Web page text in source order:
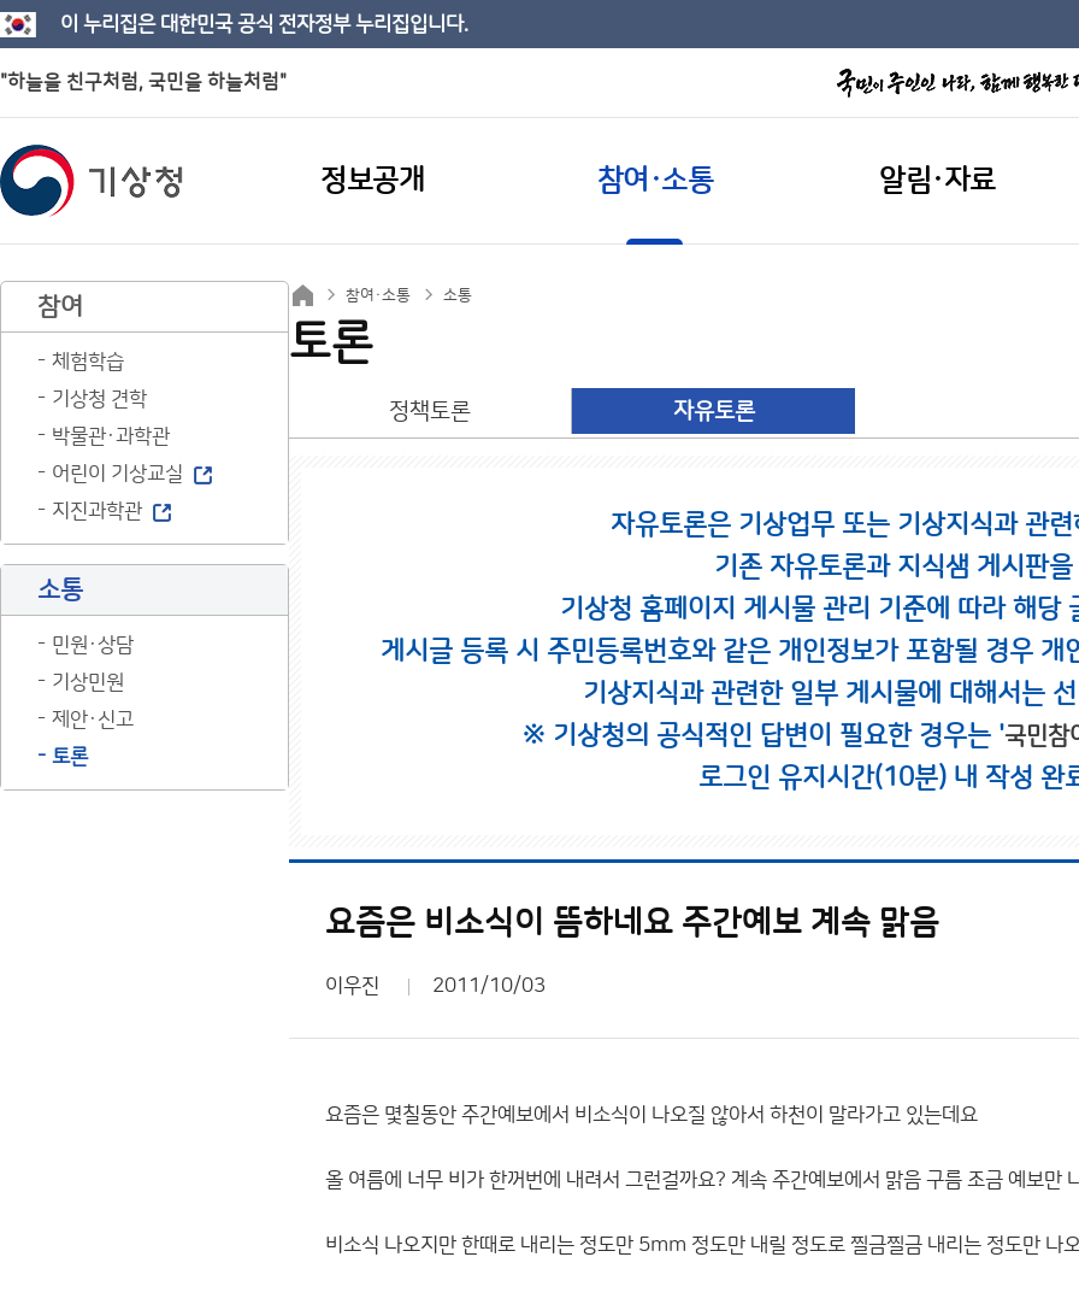
이 누리집은 대한민국 공식 전자정부 누리집입니다.
"하늘을 친구처럼, 국민을 하늘처럼"
정보공개 참여·소통 알림·자료
참여
체험학습
기상청 견학
박물관·과학관
어린이 기상교실
지진과학관
소통
민원·상담
기상민원
제안·신고
토론
참여·소통 소통
토론
정책토론 자유토론
자유토론은 기상업무 또는 기상지식과 관
기존 자유토론과 지식샘 게시판
기상청 홈페이지 게시물 관리 기준에 따라 해당
게시글 등록 시 주민등록번호와 같은 개인정보가 포함될 경우
기상지식과 관련한 일부 게시물에 대해서는
※ 기상청의 공식적인 답변이 필요한 경우는 '국민참
로그인 유지시간(10분) 내 작성 완
요즘은 비소식이 뜸하네요 주간예보 계속 맑음
이우진 2011/10/03
요즘은 몇칠동안 주간예보에서 비소식이 나오질 않아서 하천이 말라가고 있는데요
올 여름에 너무 비가 한꺼번에 내려서 그런걸까요? 계속 주간예보에서 맑음 구름 조금 예보만
비소식 나오지만 한때로 내리는 정도만 5mm 정도만 내릴 정도로 찔금찔금 내리는 정도만 나